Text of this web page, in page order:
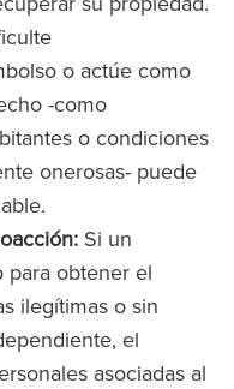
o actúe como
-como
o condiciones
onerosas- puede
Si un
para obtener el
ilegítimas o sin
el
asociadas al